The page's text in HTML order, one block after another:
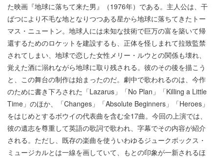
た映画『地球に落ちて来た男』（1976年）である。主人公は、干
ばつにより不毛な地となりつつある星から地球に落ちてきたトー
マス・ニュートン。地球人には未知な技術で巨万の富を築いて帰
還するためのロケットを建設するも、正体を怪しまれて拉致監禁
されてしまい、地球で恋した女性メリー・ルウとの関係も壊れ、
覚えた酒に溺れながら地球に取り残される。彼のその後を描こう
と、この舞台の制作は始まったのだ。劇中で歌われるのは、今作
のために書き下ろされた「Lazarus」「No Plan」「Killing a Little
Time」のほか、「Changes」「Absolute Beginners」「Heroes」
をはじめとするボウイの代表曲を含む全17曲。今回の上演では、
彼の遺志を尊重して英語の歌詞で歌われ、字幕でその内容が紹介
される。ただし、既存の楽曲を使ういわゆるジュークボックス・
ミュージカルとは一線を画していて、もとの印象が一新されるほ